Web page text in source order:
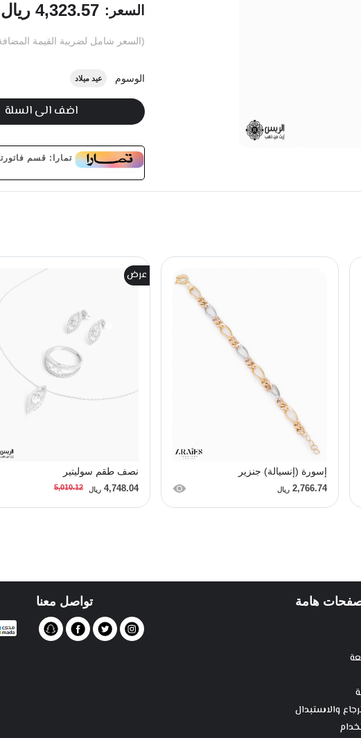
السعر: 4,323.57 ريال
(السعر شامل لضريبة القيمة المضافة:
الوسوم عيد ميلاد
اضف الى السلة
تمارا: قسم فاتورتك على 3 دفعات بدون
إسورة (إنسيالة) جنزير
2,766.74 ريال
عرض
نصف طقم سوليتير
4,748.04 ريال 5,010.12
هامة
والاستبدال
تواصل معنا